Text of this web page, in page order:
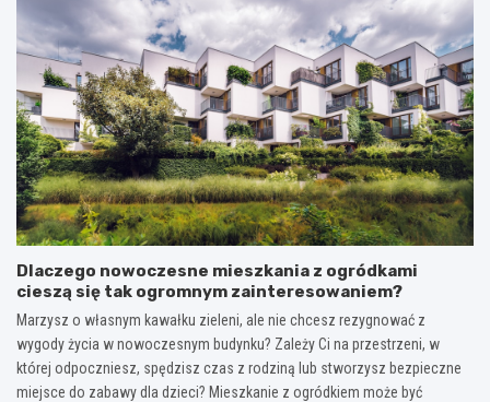
Dlaczego nowoczesne mieszkania z ogródkami
cieszą się tak ogromnym zainteresowaniem?
Marzysz o własnym kawałku zieleni, ale nie chcesz rezygnować z
wygody życia w nowoczesnym budynku? Zależy Ci na przestrzeni, w
której odpoczniesz, spędzisz czas z rodziną lub stworzysz bezpieczne
miejsce do zabawy dla dzieci? Mieszkanie z ogródkiem może być